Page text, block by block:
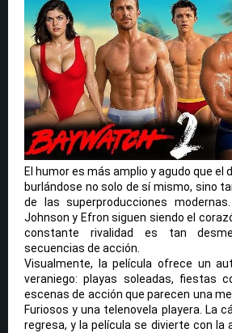
El humor es más amplio y agudo que el
burlándose no solo de sí mismo, sino
de las superproducciones
Johnson y Efron siguen siendo el
constante rivalidad es tan
secuencias de acción.
Visualmente, la película ofrece un
veraniego: playas soleadas, fiestas
escenas de acción que parecen una
Furiosos y una telenovela playera. La
regresa, y la película se divierte con la